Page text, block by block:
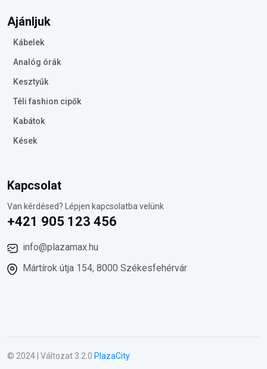
Ajánljuk
Kábelek
Analóg órák
Kesztyűk
Téli fashion cipők
Kabátok
Kések
Kapcsolat
Van kérdésed? Lépjen kapcsolatba velünk
+421 905 123 456
info@plazamax.hu
Mártírok útja 154, 8000 Székesfehérvár
© 2024 | Változat 3.2.0 PlazaCity